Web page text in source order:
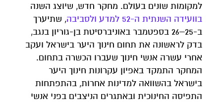
למקומות שונים בעולם. מחקר חדש, שיוצג השנה
בוועידה השנתית ה-52 למדע ולסביבה
, שתיערך
ב-25–26 בספטמבר באוניברסיטת בן-גוריון בנגב,
בדק לראשונה את תחום חינוך היער בישראל ועקב
אחרי עשרה אנשי חינוך שעברו הכשרה בתחום.
המחקר התמקד באפיון עקרונות חינוך היער
בישראל בהשוואה למדינות אחרות, בהתפתחות
התפיסה החינוכית ובאתגרים הניצבים בפני אנשי